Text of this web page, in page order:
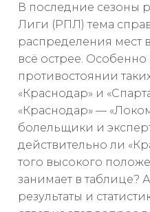
В последние сезоны
Лиги (РПЛ) тема
распределения мест
всё острее. Особенно
противостоянии
«Краснодар» и
«Краснодар» —
болельщики и
действительно ли
того высокого
занимает в таблице?
результаты и